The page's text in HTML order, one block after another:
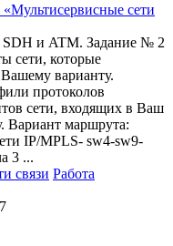
сети
и ATM. Задание № 2
сети, которые
варианту.
протоколов
сети, входящих в Ваш
Вариант маршрута:
IP/MPLS- sw4-sw9-
3 ...
связи Работа